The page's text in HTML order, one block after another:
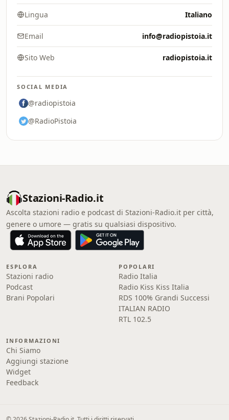
Lingua Italiano
Email info@radiopistoia.it
Sito Web radiopistoia.it
SOCIAL MEDIA
@radiopistoia
@RadioPistoia
Stazioni-Radio.it
Ascolta stazioni radio e podcast di Stazioni-Radio.it per città,
genere o umore — gratis su qualsiasi dispositivo.
ESPLORA
Stazioni radio
Podcast
Brani Popolari
POPOLARI
Radio Italia
Radio Kiss Kiss Italia
RDS 100% Grandi Successi
ITALIAN RADIO
RTL 102.5
INFORMAZIONI
Chi Siamo
Aggiungi stazione
Widget
Feedback